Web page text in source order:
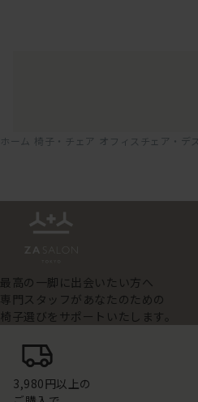
ホーム 椅子・チェア オフィスチェア・デ
最高の一脚に出会いたい方へ
専門スタッフがあなたのための
椅子選びをサポートいたします。
3,980円以上の